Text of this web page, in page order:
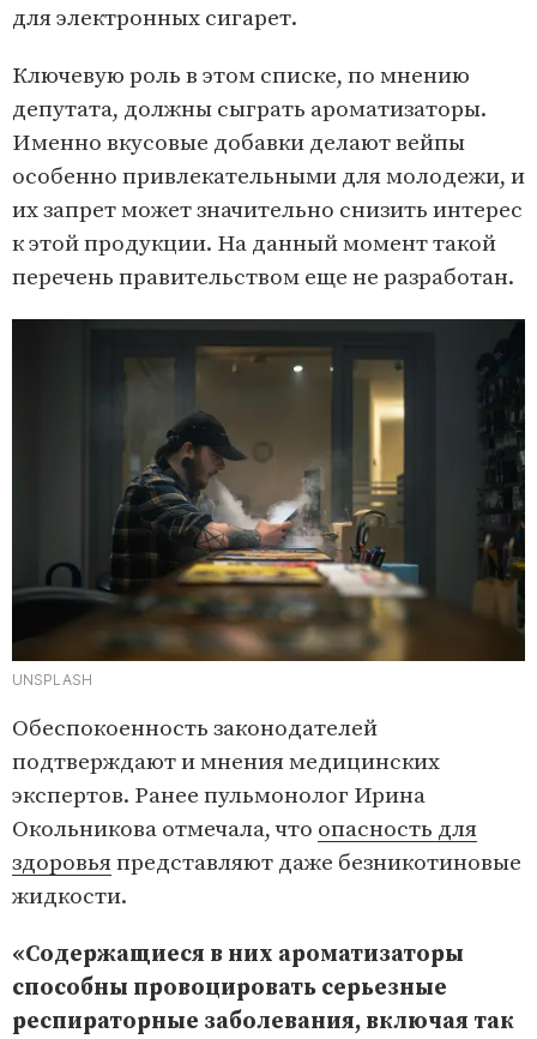
для электронных сигарет.
Ключевую роль в этом списке, по мнению
депутата, должны сыграть ароматизаторы.
Именно вкусовые добавки делают вейпы
особенно привлекательными для молодежи, и
их запрет может значительно снизить интерес
к этой продукции. На данный момент такой
перечень правительством еще не разработан.
UNSPLASH
Обеспокоенность законодателей
подтверждают и мнения медицинских
экспертов. Ранее пульмонолог Ирина
Окольникова отмечала, что опасность для
здоровьяпредставляют даже безникотиновые
жидкости.
«Содержащиеся в них ароматизаторы
способны провоцировать серьезные
респираторные заболевания, включая так